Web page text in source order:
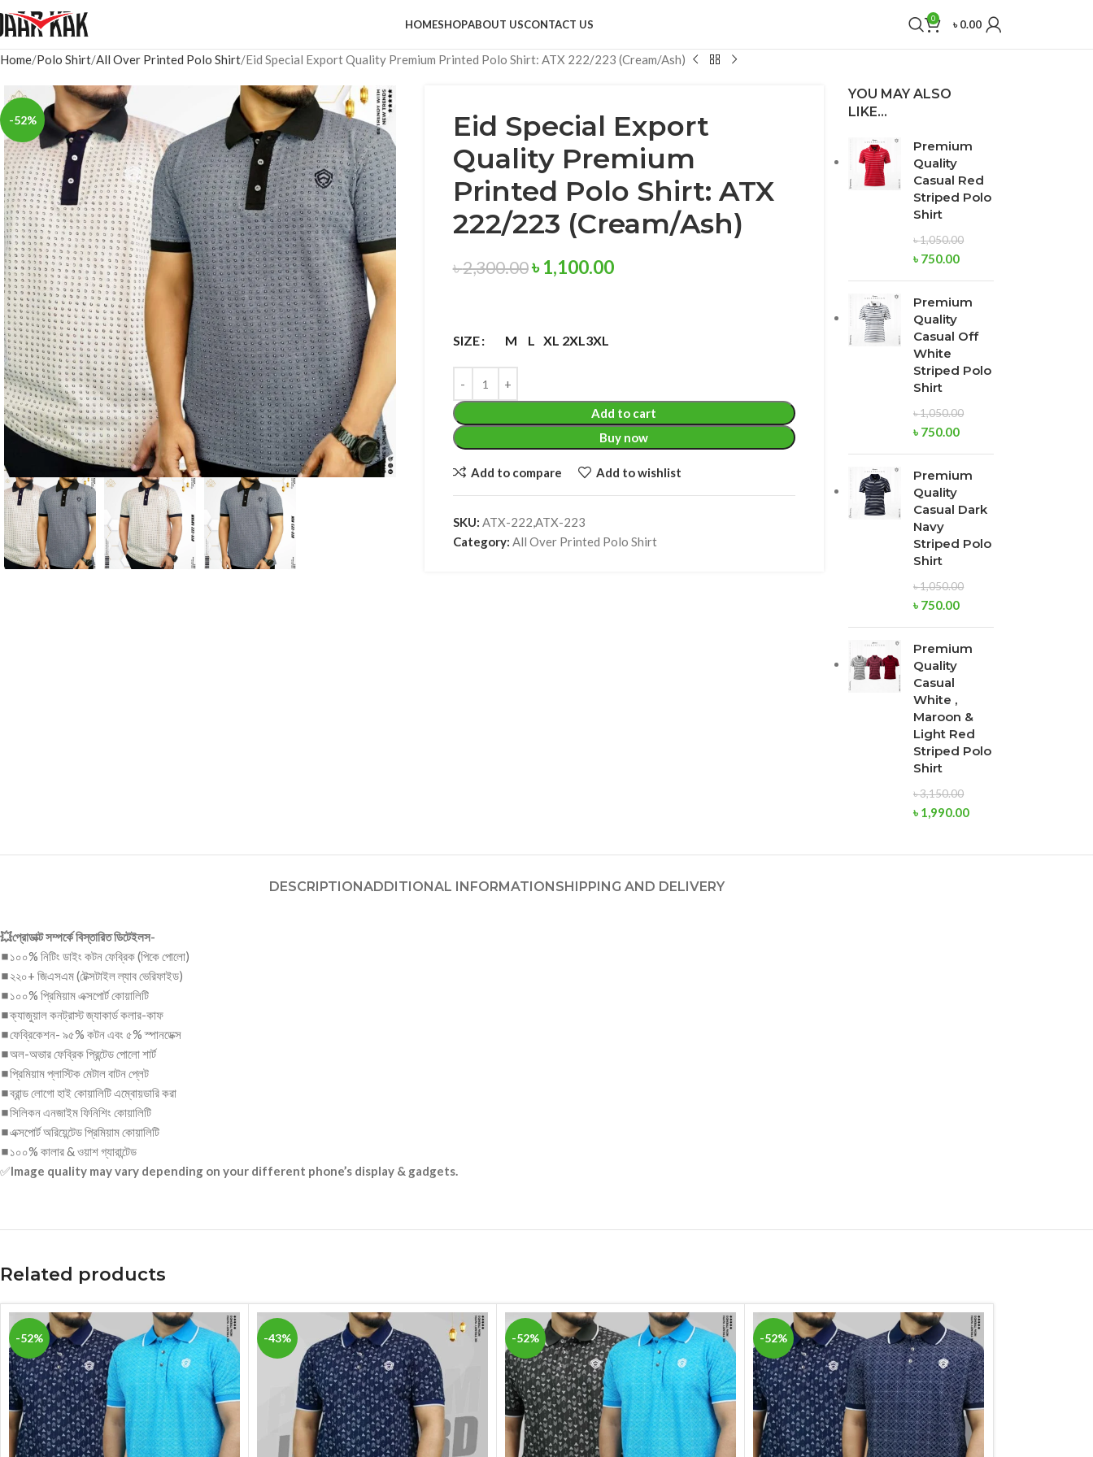
HOMESHOPABOUT USCONTACT US 0 ৳0.00
Home Polo Shirt All Over Printed Polo Shirt Eid Special Export Quality Premium Printed Polo Shirt: ATX 222/223 (Cream/Ash)
-52%
Eid Special Export
Quality Premium
Printed Polo Shirt: ATX
222/223 (Cream/Ash)
৳2,300.00৳1,100.00
SIZE M L XL 2XL3XL
Add to cart
Buy now
Add to compare Add to wishlist
SKU: ATX-222,ATX-223
Category: All Over Printed Polo Shirt
YOU MAY ALSO
LIKE…
Premium
Quality
Casual Red
Striped Polo
Shirt
৳1,050.00
৳ 750.00
Premium
Quality
Casual Off
White
Striped Polo
Shirt
৳1,050.00
৳ 750.00
Premium
Quality
Casual Dark
Navy
Striped Polo
Shirt
৳1,050.00
৳ 750.00
Premium
Quality
Casual
White ,
Maroon &
Light Red
Striped Polo
Shirt
৳3,150.00
৳ 1,990.00
DESCRIPTIONADDITIONAL INFORMATIONSHIPPING AND DELIVERY
💥প্রোডাক্ট সম্পর্কে বিস্তারিত ডিটেইলস-
◼১০০% নিটিং ডাইং কটন ফেব্রিক (পিকে পোলো)
◼২২০+ জিএসএম (টেক্সটাইল ল্যাব ভেরিফাইড)
◼১০০% প্রিমিয়াম এক্সপোর্ট কোয়ালিটি
◼ক্যাজুয়াল কনট্রাস্ট জ্যাকার্ড কলার-কাফ
◼ফেব্রিকেশন- ৯৫% কটন এবং ৫% স্পানডেক্স
◼অল-অভার ফেব্রিক প্রিন্টেড পোলো শার্ট
◼প্রিমিয়াম প্লাস্টিক মেটাল বাটন প্লেট
◼ব্রান্ড লোগো হাই কোয়ালিটি এম্বোয়ডারি করা
◼সিলিকন এনজাইম ফিনিশিং কোয়ালিটি
◼এক্সপোর্ট অরিয়েন্টেড প্রিমিয়াম কোয়ালিটি
◼১০০% কালার & ওয়াশ গ্যারান্টেড
✅Image quality may vary depending on your different phone’s display & gadgets.
Related products
-52% -43% -52% -52%